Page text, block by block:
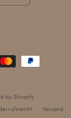
by Shopify
Versand